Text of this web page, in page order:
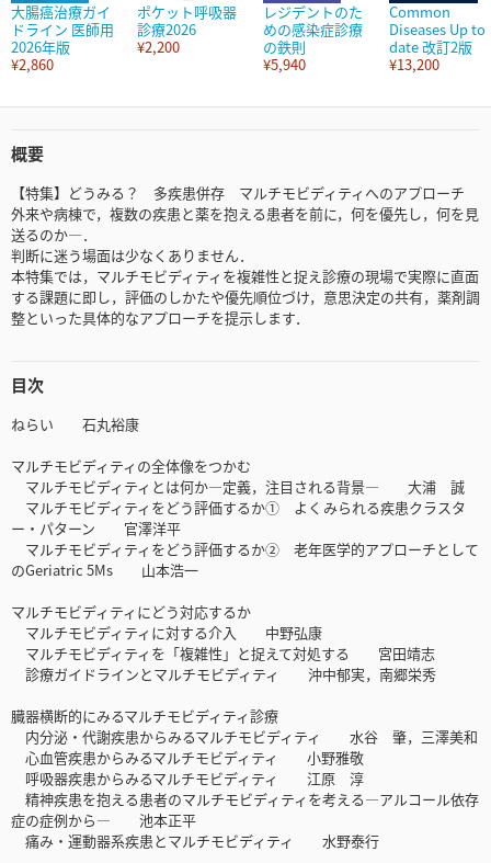
大腸癌治療ガイ
ドライン 医師用
2026年版
¥2,860
ポケット呼吸器
診療2026
¥2,200
レジデントのた
めの感染症診療
の鉄則
¥5,940
Common
Diseases Up to
date 改訂2版
¥13,200
概要
【特集】どうみる？ 多疾患併存 マルチモビディティへのアプローチ
外来や病棟で，複数の疾患と薬を抱える患者を前に，何を優先し，何を見
送るのか―．
判断に迷う場面は少なくありません．
本特集では，マルチモビディティを複雑性と捉え診療の現場で実際に直面
する課題に即し，評価のしかたや優先順位づけ，意思決定の共有，薬剤調
整といった具体的なアプローチを提示します．
目次
ねらい 石丸裕康
マルチモビディティの全体像をつかむ
マルチモビディティとは何か―定義，注目される背景― 大浦 誠
マルチモビディティをどう評価するか① よくみられる疾患クラスタ
ー・パターン 官澤洋平
マルチモビディティをどう評価するか② 老年医学的アプローチとして
のGeriatric 5Ms 山本浩一
マルチモビディティにどう対応するか
マルチモビディティに対する介入 中野弘康
マルチモビディティを「複雑性」と捉えて対処する 宮田靖志
診療ガイドラインとマルチモビディティ 沖中郁実，南郷栄秀
臓器横断的にみるマルチモビディティ診療
内分泌・代謝疾患からみるマルチモビディティ 水谷 肇，三澤美和
心血管疾患からみるマルチモビディティ 小野雅敬
呼吸器疾患からみるマルチモビディティ 江原 淳
精神疾患を抱える患者のマルチモビディティを考える―アルコール依存
症の症例から― 池本正平
痛み・運動器系疾患とマルチモビディティ 水野泰行